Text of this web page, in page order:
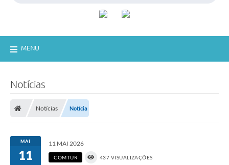
MENU
Notícias
Notícias Notícia
MAI
11
11 MAI 2026
COMTUR 437 VISUALIZAÇÕES